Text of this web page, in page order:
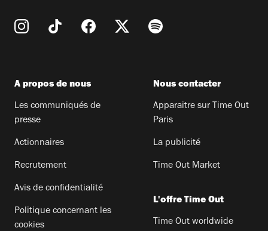
A propos de nous
Les communiqués de
presse
Actionnaires
Recrutement
Avis de confidentialité
Politique concernant les
cookies
Nous contacter
Apparaitre sur Time Out
Paris
La publicité
Time Out Market
L'offre Time Out
Time Out worldwide